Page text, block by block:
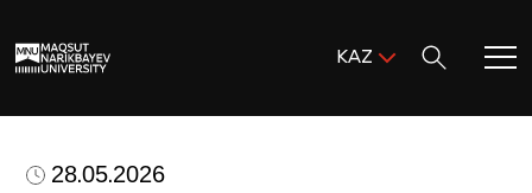
KAZ
28.05.2026